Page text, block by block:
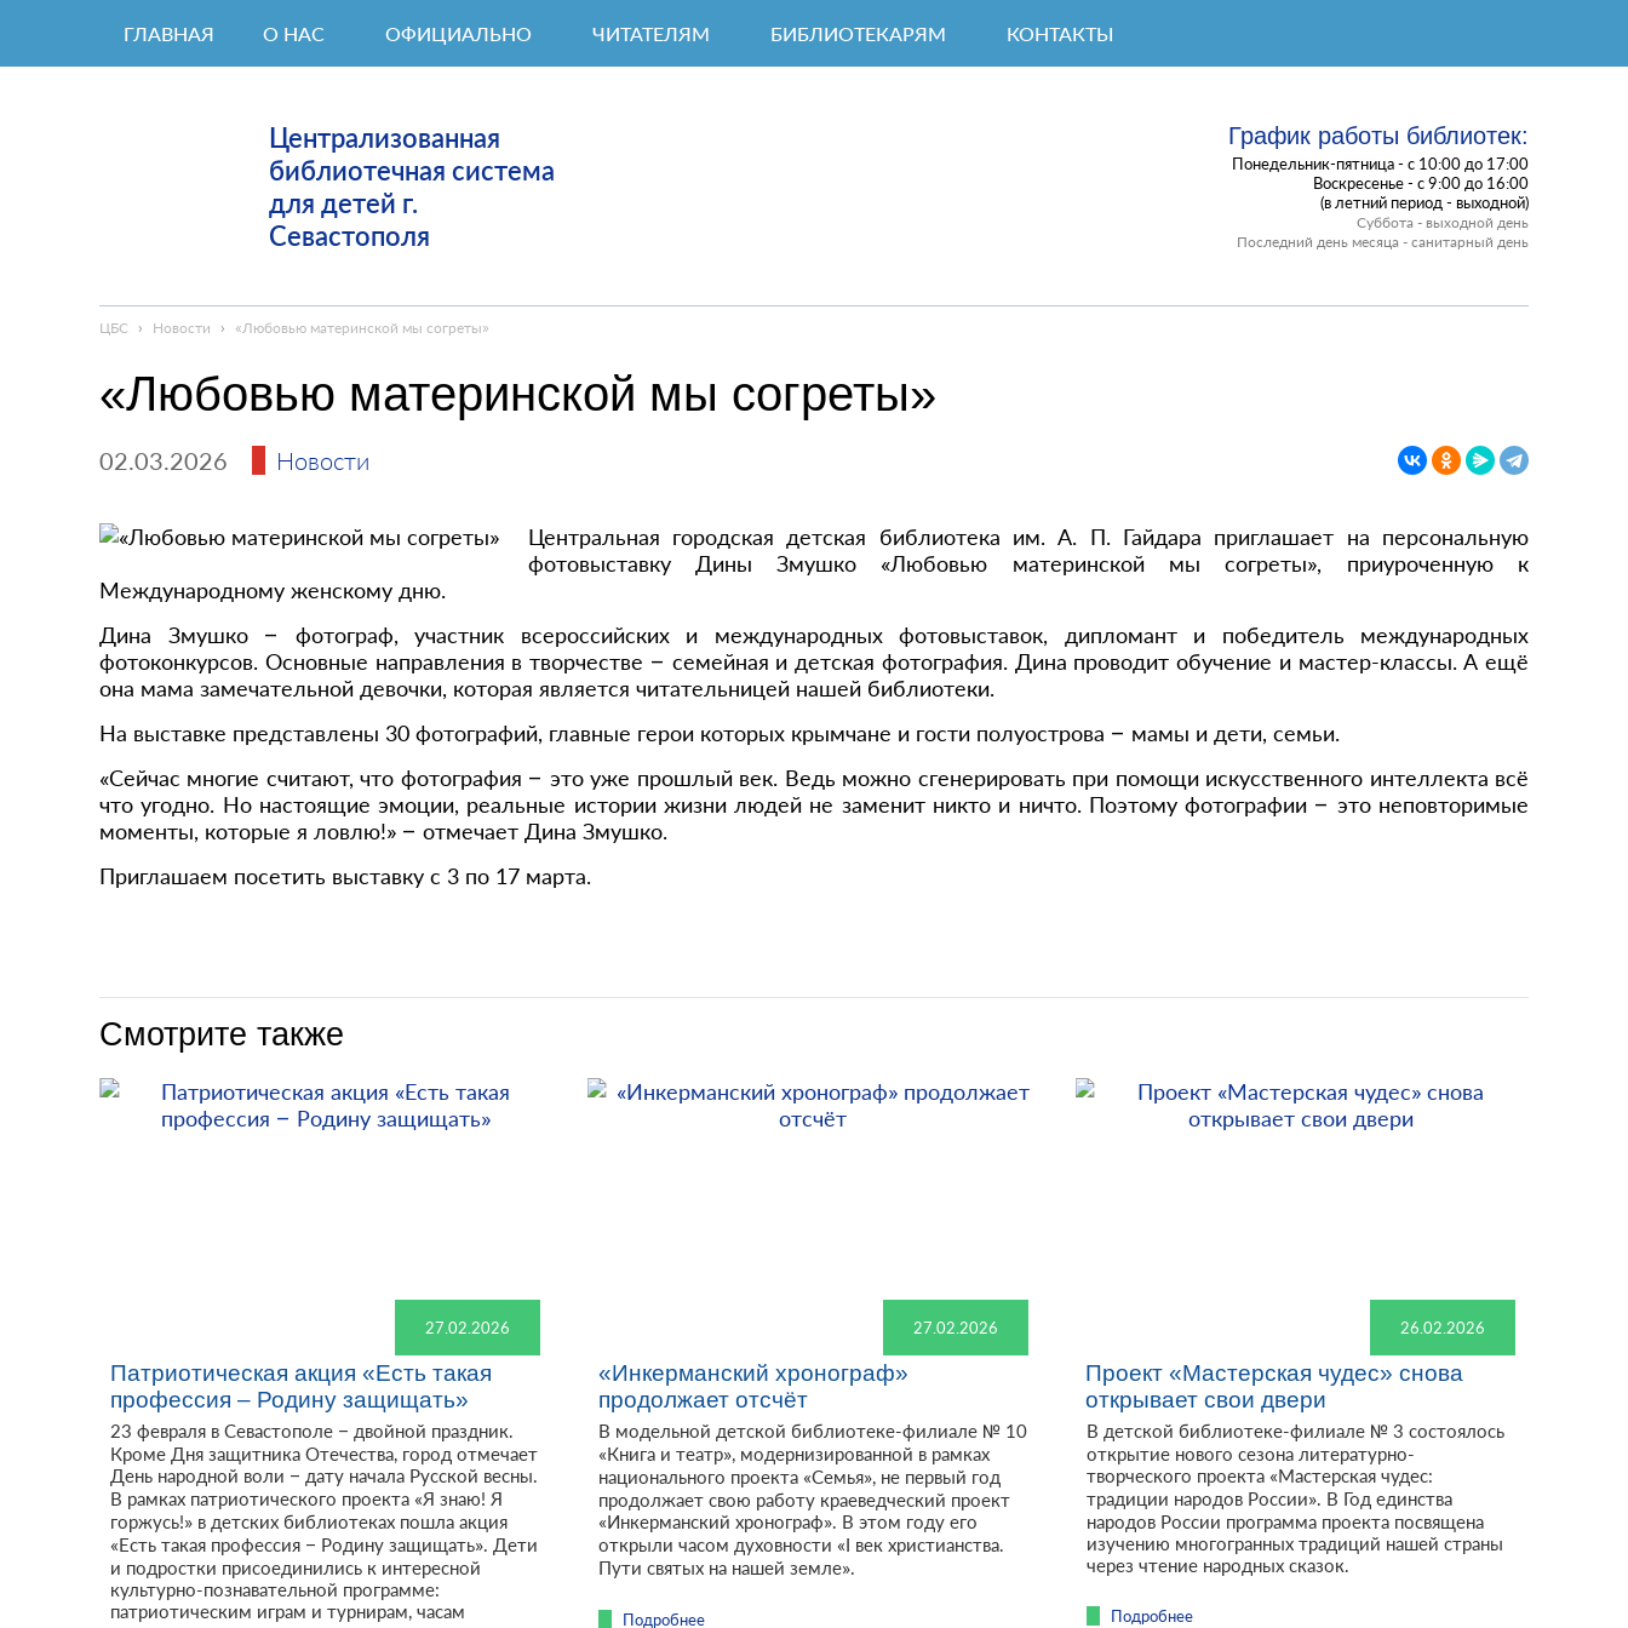
ГЛАВНАЯ О НАС ОФИЦИАЛЬНО ЧИТАТЕЛЯМ БИБЛИОТЕКАРЯМ КОНТАКТЫ
Централизованная
библиотечная система
для детей г.
Севастополя
График работы библиотек:
Понедельник-пятница - с 10:00 до 17:00
Воскресенье - с 9:00 до 16:00
(в летний период - выходной)
Суббота - выходной день
Последний день месяца - санитарный день
ЦБС › Новости › «Любовью материнской мы согреты»
«Любовью материнской мы согреты»
02.03.2026 Новости
Центральная городская детская библиотека им. А. П. Гайдара приглашает на персональную
фотовыставку Дины Змушко «Любовью материнской мы согреты», приуроченную к
Международному женскому дню.
Дина Змушко – фотограф, участник всероссийских и международных фотовыставок, дипломант и победитель международных
фотоконкурсов. Основные направления в творчестве – семейная и детская фотография. Дина проводит обучение и мастер-классы. А ещё
она мама замечательной девочки, которая является читательницей нашей библиотеки.
На выставке представлены 30 фотографий, главные герои которых крымчане и гости полуострова – мамы и дети, семьи.
«Сейчас многие считают, что фотография – это уже прошлый век. Ведь можно сгенерировать при помощи искусственного интеллекта всё
что угодно. Но настоящие эмоции, реальные истории жизни людей не заменит никто и ничто. Поэтому фотографии – это неповторимые
моменты, которые я ловлю!» – отмечает Дина Змушко.
Приглашаем посетить выставку с 3 по 17 марта.
Смотрите также
27.02.2026
Патриотическая акция «Есть такая
профессия – Родину защищать»
23 февраля в Севастополе – двойной праздник.
Кроме Дня защитника Отечества, город отмечает
День народной воли – дату начала Русской весны.
В рамках патриотического проекта «Я знаю! Я
горжусь!» в детских библиотеках пошла акция
«Есть такая профессия – Родину защищать». Дети
и подростки присоединились к интересной
культурно-познавательной программе:
патриотическим играм и турнирам, часам
27.02.2026
«Инкерманский хронограф»
продолжает отсчёт
В модельной детской библиотеке-филиале № 10
«Книга и театр», модернизированной в рамках
национального проекта «Семья», не первый год
продолжает свою работу краеведческий проект
«Инкерманский хронограф». В этом году его
открыли часом духовности «I век христианства.
Пути святых на нашей земле».
Подробнее
26.02.2026
Проект «Мастерская чудес» снова
открывает свои двери
В детской библиотеке-филиале № 3 состоялось
открытие нового сезона литературно-
творческого проекта «Мастерская чудес:
традиции народов России». В Год единства
народов России программа проекта посвящена
изучению многогранных традиций нашей страны
через чтение народных сказок.
Подробнее